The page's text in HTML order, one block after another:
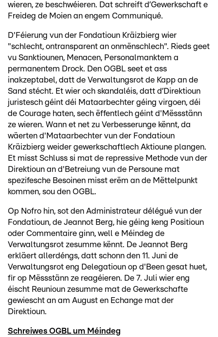
wieren, ze beschwéieren. Dat schreift d’Gewerkschaft e
Freideg de Moien an engem Communiqué.
D'Féierung vun der Fondatioun Kräizbierg wier
"schlecht, ontransparent an onmënschlech". Rieds geet
vu Sanktiounen, Menacen, Personalmanktem a
permanentem Drock. Den OGBL seet et ass
inakzeptabel, datt de Verwaltungsrot de Kapp an de
Sand stécht. Et wier och skandaléis, datt d’Direktioun
juristesch géint déi Mataarbechter géing virgoen, déi
de Courage haten, sech ëffentlech géint d'Mëssstänn
ze wieren. Wann et net zu Verbesserunge kënnt, da
wäerten d'Mataarbechter vun der Fondatioun
Kräizbierg weider gewerkschaftlech Aktioune plangen.
Et misst Schluss si mat de repressive Methode vun der
Direktioun an d'Betreiung vun de Persoune mat
spezifesche Besoinen misst erëm an de Mëttelpunkt
kommen, sou den OGBL.
Op Nofro hin, sot den Administrateur délégué vun der
Fondatioun, de Jeannot Berg, hie géing keng Positioun
oder Commentaire ginn, well e Méindeg de
Verwaltungsrot zesumme kënnt. De Jeannot Berg
erkläert allerdéngs, datt schonn den 11. Juni de
Verwaltungsrot eng Delegatioun op d'Been gesat huet,
fir op Mëssstänn ze reagéieren. De 7. Juli wier eng
éischt Reunioun zesumme mat de Gewerkschafte
gewiescht an am August en Echange mat der
Direktioun.
Schreiwes OGBL um Méindeg